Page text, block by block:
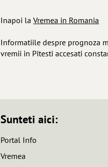
Inapoi la Vremea in Romania
Informatiile despre prognoza
vremii in Pitesti accesati
Sunteti aici:
Portal Info
Vremea